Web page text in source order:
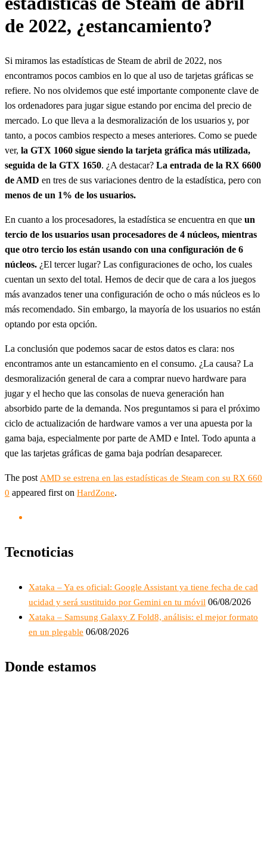
de 2022, ¿estancamiento?
Si miramos las estadísticas de Steam de abril de 2022, nos
encontramos pocos cambios en lo que al uso de tarjetas gráficas se
refiere. No nos olvidemos que esté importante componente clave de
los ordenadores para jugar sigue estando por encima del precio de
mercado. Lo que lleva a la desmoralización de los usuarios y, por
tanto, a pocos cambios respecto a meses anteriores. Como se puede
ver, la GTX 1060 sigue siendo la tarjeta gráfica más utilizada,
seguida de la GTX 1650. ¿A destacar? La entrada de la RX 6600
de AMD en tres de sus variaciones dentro de la estadística, pero con
menos de un 1% de los usuarios.
En cuanto a los procesadores, la estadística se encuentra en que un
tercio de los usuarios usan procesadores de 4 núcleos, mientras
que otro tercio los están usando con una configuración de 6
núcleos. ¿El tercer lugar? Las configuraciones de ocho, los cuales
cuentan un sexto del total. Hemos de decir que de cara a los juegos
más avanzados tener una configuración de ocho o más núcleos es lo
más recomendado. Sin embargo, la mayoría de los usuarios no están
optando por esta opción.
La conclusión que podemos sacar de estos datos es clara: nos
encontramos ante un estancamiento en el consumo. ¿La causa? La
desmoralización general de cara a comprar nuevo hardware para
jugar y el hecho que las consolas de nueva generación han
absorbido parte de la demanda. Nos preguntamos si para el próximo
ciclo de actualización de hardware vamos a ver una apuesta por la
gama baja, especialmente por parte de AMD e Intel. Todo apunta a
que las tarjetas gráficas de gama baja podrían desaparecer.
The post AMD se estrena en las estadísticas de Steam con su RX 660
0 appeared first on HardZone.
Tecnoticias
Xataka – Ya es oficial: Google Assistant ya tiene fecha de cad
ucidad y será sustituido por Gemini en tu móvil 06/08/2026
Xataka – Samsung Galaxy Z Fold8, análisis: el mejor formato
en un plegable 06/08/2026
Donde estamos